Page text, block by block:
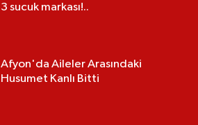
3 sucuk markası!..
Afyon'da Aileler Arasındaki
Husumet Kanlı Bitti